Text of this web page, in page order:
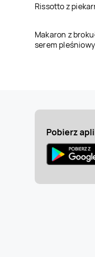
Rissotto z
Makaron z
serem
Pobierz